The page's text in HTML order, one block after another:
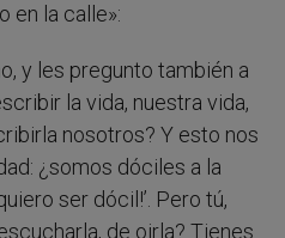
en la calle»:
y les pregunto también a
la vida, nuestra vida,
nosotros? Y esto nos
¿somos dóciles a la
ser dócil!’. Pero tú,
de oirla? Tienes